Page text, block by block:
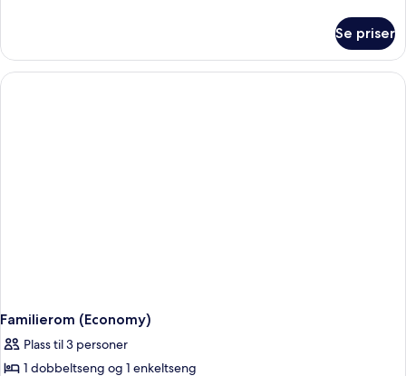
enkeltrom
Se priser
Familierom (Economy)
Plass til 3 personer
1 dobbeltseng og 1 enkeltseng